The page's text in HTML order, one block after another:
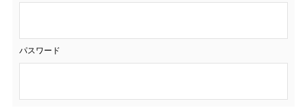
パスワード